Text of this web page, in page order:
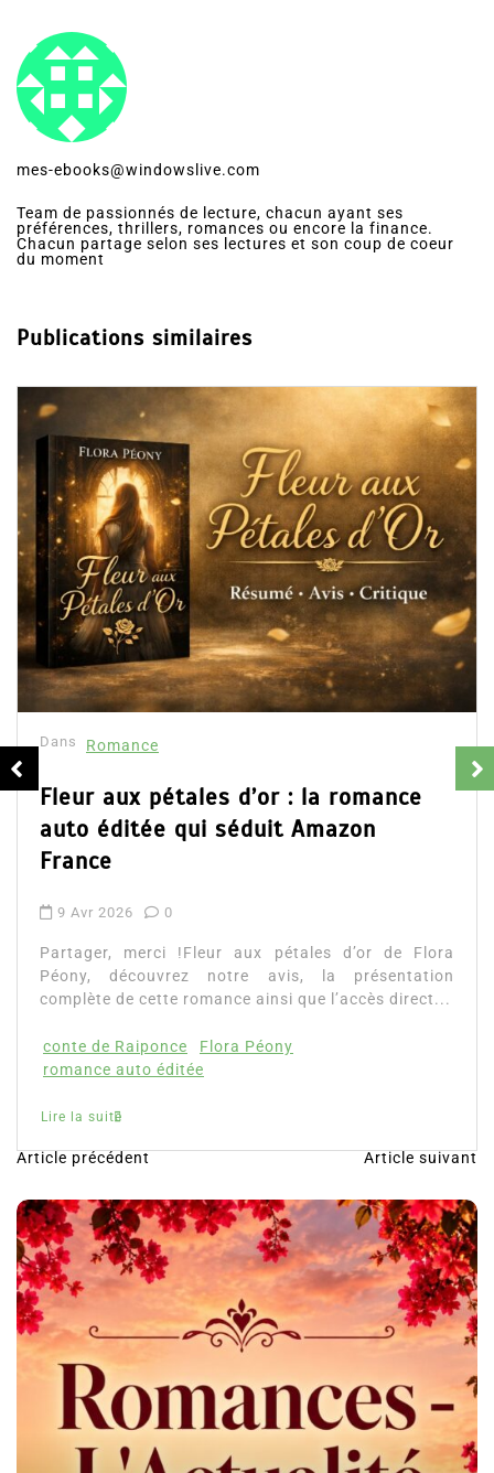
mes-ebooks@windowslive.com
Team de passionnés de lecture, chacun ayant ses
préférences, thrillers, romances ou encore la finance.
Chacun partage selon ses lectures et son coup de coeur
du moment
Publications similaires
Dans Romance
Collector Dear You (Intégrale) –
résumé et avis
d’Emily Blaine. Voici le résumé du roman, les avis
ainsi que l’accès direct au livre. Partager,...
Lire la suite
N
a
v
i
g
a
t
Article précédent Article suivant